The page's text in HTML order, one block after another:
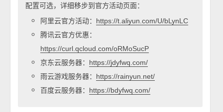
配置可选，详细移步到官方活动页面：
阿里云官方活动：
https://t.aliyun.com/U/bLynLC
腾讯云官方优惠：
https://curl.qcloud.com/oRMoSucP
京东云服务器： https://jdyfwq.com/
雨云游戏服务器： https://rainyun.net/
百度云服务器： https://bdyfwq.com/